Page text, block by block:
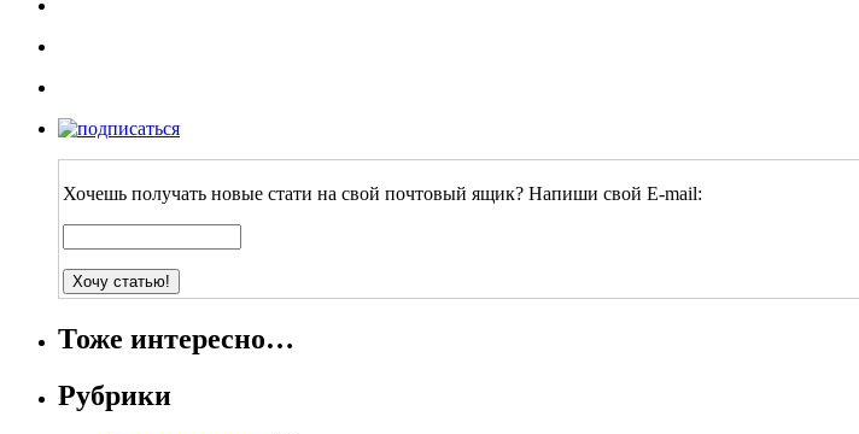
Хочешь получать новые стати на свой почтовый ящик? Напиши свой E-mail:
Тоже интересно…
Рубрики